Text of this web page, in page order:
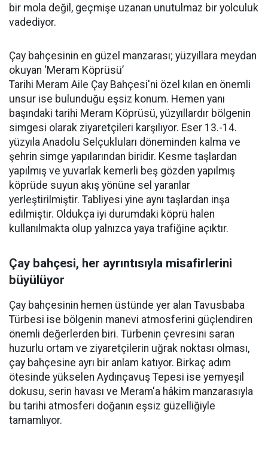
bir mola değil, geçmişe uzanan unutulmaz bir yolculuk
vadediyor.
Çay bahçesinin en güzel manzarası; yüzyıllara meydan
okuyan ‘Meram Köprüsü’
Tarihi Meram Aile Çay Bahçesi'ni özel kılan en önemli
unsur ise bulunduğu eşsiz konum. Hemen yanı
başındaki tarihi Meram Köprüsü, yüzyıllardır bölgenin
simgesi olarak ziyaretçileri karşılıyor. Eser 13.-14.
yüzyıla Anadolu Selçukluları döneminden kalma ve
şehrin simge yapılarından biridir. Kesme taşlardan
yapılmış ve yuvarlak kemerli beş gözden yapılmış
köprüde suyun akış yönüne sel yaranlar
yerleştirilmiştir. Tabliyesi yine aynı taşlardan inşa
edilmiştir. Oldukça iyi durumdaki köprü halen
kullanılmakta olup yalnızca yaya trafiğine açıktır.
Çay bahçesi, her ayrıntısıyla misafirlerini
büyülüyor
Çay bahçesinin hemen üstünde yer alan Tavusbaba
Türbesi ise bölgenin manevi atmosferini güçlendiren
önemli değerlerden biri. Türbenin çevresini saran
huzurlu ortam ve ziyaretçilerin uğrak noktası olması,
çay bahçesine ayrı bir anlam katıyor. Birkaç adım
ötesinde yükselen Aydınçavuş Tepesi ise yemyeşil
dokusu, serin havası ve Meram'a hâkim manzarasıyla
bu tarihi atmosferi doğanın eşsiz güzelliğiyle
tamamlıyor.